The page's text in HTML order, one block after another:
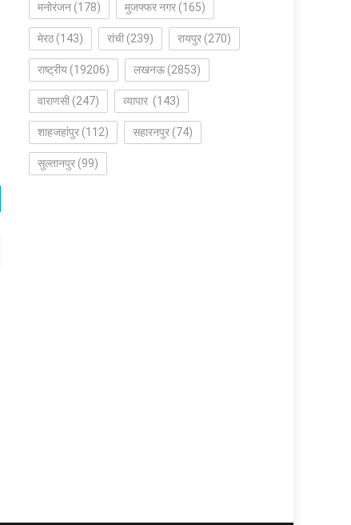
मनोरंजन (178) मुजफ्फर नगर (165)
मेरठ(143) रांची (239) रायपुर (270)
राष्ट्रीय (19206) लखनऊ(2853)
वाराणसी (247) व्यापार (143)
शाहजहांपुर (112) सहारनपुर (74)
सुल्तानपुर (99)